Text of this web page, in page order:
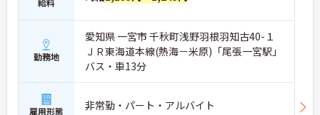
給料
勤務地
愛知県 一宮市 千秋町浅野羽根羽知古40-１
ＪＲ東海道本線(熱海－米原)「尾張一宮駅」
バス・車13分
雇用形態 非常勤・パート・アルバイト